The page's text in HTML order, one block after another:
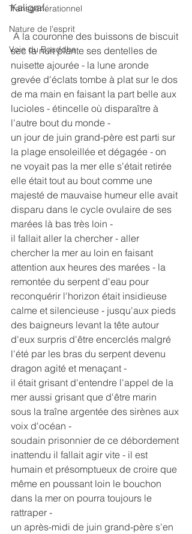
Transgénérationnel
Nature de l'esprit
Voie du Bouddha
Kaligraf.
sec la nuit plante ses dentelles de
nuisette ajourée - la lune aronde
grevée d'éclats tombe à plat sur le dos
de ma main en faisant la part belle aux
lucioles - étincelle où disparaître à
l'autre bout du monde -
un jour de juin grand-père est parti sur
la plage ensoleillée et dégagée - on
ne voyait pas la mer elle s'était retirée
elle était tout au bout comme une
majesté de mauvaise humeur elle avait
disparu dans le cycle ovulaire de ses
marées là bas très loin -
il fallait aller la chercher - aller
chercher la mer au loin en faisant
attention aux heures des marées - la
remontée du serpent d'eau pour
reconquérir l'horizon était insidieuse
calme et silencieuse - jusqu'aux pieds
des baigneurs levant la tête autour
d'eux surpris d'être encerclés malgré
l'été par les bras du serpent devenu
dragon agité et menaçant -
il était grisant d'entendre l'appel de la
mer aussi grisant que d'être marin
sous la traîne argentée des sirènes aux
voix d'océan -
soudain prisonnier de ce débordement
inattendu il fallait agir vite - il est
humain et présomptueux de croire que
même en poussant loin le bouchon
dans la mer on pourra toujours le
rattraper -
un après-midi de juin grand-père s'en